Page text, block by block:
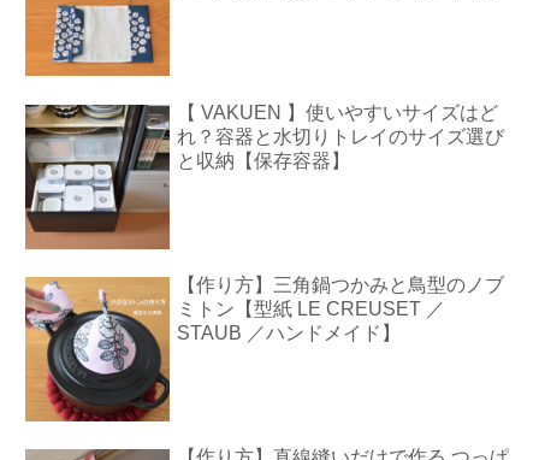
【 VAKUEN 】使いやすいサイズはど
れ？容器と水切りトレイのサイズ選び
と収納【保存容器】
【作り方】三角鍋つかみと鳥型のノブ
ミトン【型紙 LE CREUSET ／
STAUB ／ハンドメイド】